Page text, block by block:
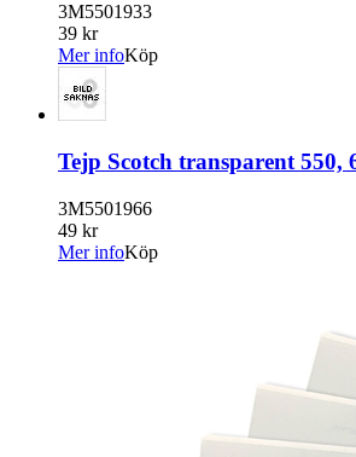
3M5501933
39 kr
Mer infoKöp
Tejp Scotch transparent 550,
3M5501966
49 kr
Mer infoKöp